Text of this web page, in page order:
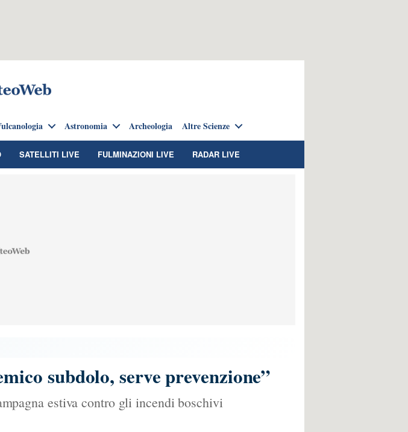
Astronomia Archeologia Altre Scienze
SATELLITI LIVE FULMINAZIONI LIVE RADAR LIVE
subdolo, serve prevenzione”
estiva contro gli incendi boschivi